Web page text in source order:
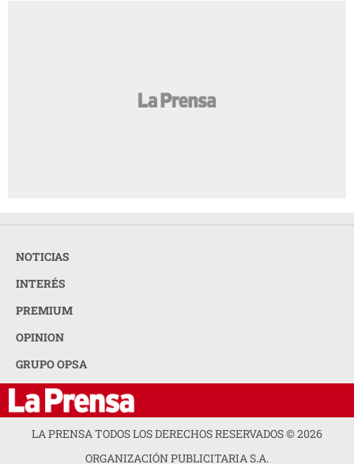
NOTICIAS
INTERÉS
PREMIUM
OPINION
GRUPO OPSA
LA PRENSA TODOS LOS DERECHOS RESERVADOS ©2026
ORGANIZACIÓN PUBLICITARIA S.A.